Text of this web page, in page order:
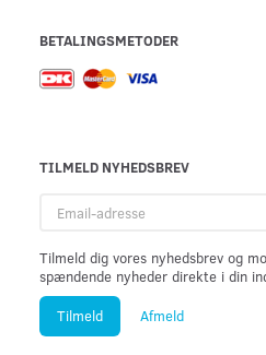
BETALINGSMETODER
TILMELD NYHEDSBREV
adresse
Tilmeld dig vores nyhedsbrev og
spændende nyheder direkte i din
Tilmeld Afmeld